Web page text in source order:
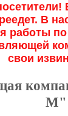
В
работы
свои
М"